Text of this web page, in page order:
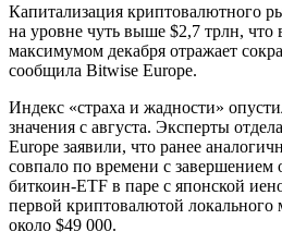
Капитализация криптовалютного
на уровне чуть выше $2,7 трлн, что
максимумом декабря отражает
сообщила Bitwise Europe.
Индекс «страха и жадности»
значения с августа. Эксперты
Europe заявили, что ранее
совпало по времени с завершением
биткоин-ETF в паре с японской
первой криптовалютой
около $49 000.